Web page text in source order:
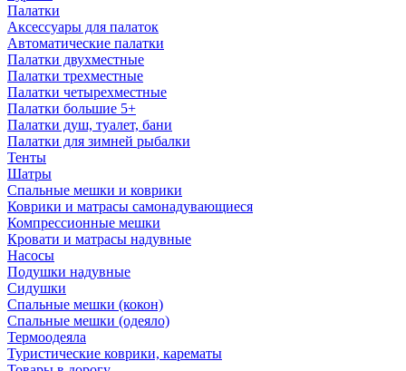
Палатки
Аксессуары для палаток
Автоматические палатки
Палатки двухместные
Палатки трехместные
Палатки четырехместные
Палатки большие 5+
Палатки душ, туалет, бани
Палатки для зимней рыбалки
Тенты
Шатры
Спальные мешки и коврики
Коврики и матрасы самонадувающиеся
Компрессионные мешки
Кровати и матрасы надувные
Насосы
Подушки надувные
Сидушки
Спальные мешки (кокон)
Спальные мешки (одеяло)
Термоодеяла
Туристические коврики, карематы